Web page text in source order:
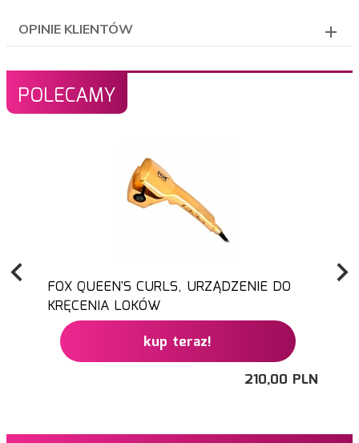
OPINIE KLIENTÓW
POLECAMY
FOX QUEEN'S CURLS, URZĄDZENIE DO
KRĘCENIA LOKÓW
kup teraz!
210,00 PLN